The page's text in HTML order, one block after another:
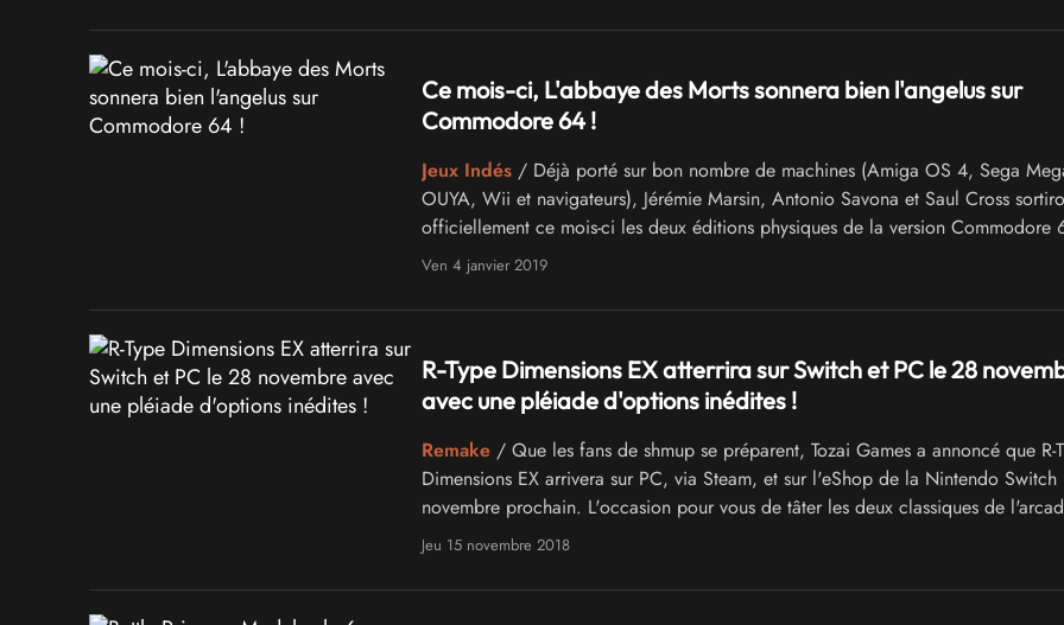
Ce mois-ci, L'abbaye des Morts sonnera bien l'angelus sur
Commodore 64 !
Jeux Indés/ Déjà porté sur bon nombre de machines (Amiga OS 4, Sega
OUYA, Wii et navigateurs), Jérémie Marsin, Antonio Savona et Saul Cross
officiellement ce mois-ci les deux éditions physiques de la version Commodore
L'abbaye des Morts. Ils ajoutent ainsi leur pierre à l'édifice monumental initié par
Ven 4 janvier 2019
R-Type Dimensions EX atterrira sur Switch et PC le 28
avec une pléiade d'options inédites !
Remake/ Que les fans de shmup se préparent, Tozai Games a annoncé que R-
Dimensions EX arrivera sur PC, via Steam, et sur l'eShop de la Nintendo
novembre prochain. L'occasion pour vous de tâter les deux classiques de
tout un tas de nouveautés très plaisantes !
Jeu 15 novembre 2018